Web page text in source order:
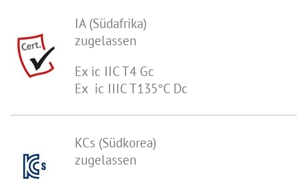
IA (Südafrika)
zugelassen
Ex ic IIC T4 Gc
Ex ic IIIC T135°C Dc
KCs (Südkorea)
zugelassen